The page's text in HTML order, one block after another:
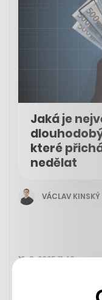
Jaká je
které
nedělat
VÁCLAV KINSKÝ
19. 8. 2025 11:42